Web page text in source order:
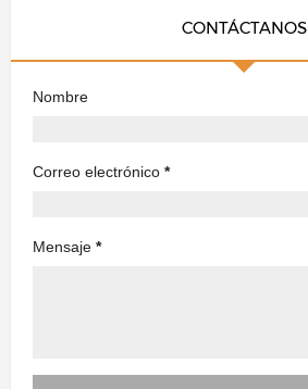
CONTÁCTANOS
Nombre
Correo electrónico *
Mensaje *